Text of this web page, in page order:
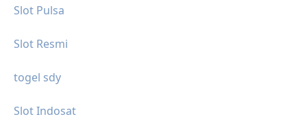
Slot Pulsa
Slot Resmi
togel sdy
Slot Indosat